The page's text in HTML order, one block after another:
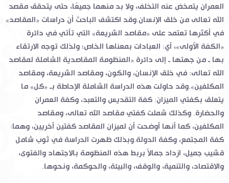
العمران يتمخض عنه التخلف، ولا بد منهما جميعًا، حتى يتحقق مقصد
الله تعالى من خلق الإنسان.وقد اكتشف الباحث أن دراسات «المقاصد»
في أكثرها تعتمد على «مقاصد الشريعة» التي تأتي في دائرة
«الكفة الأولى»، أي: العبادات بمعناها الخاص؛ ولذلك توجه الارتقاء
بها ـ من جهتها ـ إلى دائرة «المنظومة المقاصدية الشاملة لمقاصد
الله تعالى: في خلق الإنسان، والكون، ومقاصد الشريعة، ومقاصد
المكلفين».وقد حاولت هذه الدراسة الشاملة الإحاطة بـ «كل» ما
يتعلق بكفتي الميزان: كفة التقديس والتعبد، وكفة العمران
والحضارة. وكذلك شملت كفتي مقاصد الله تعالى، ومقاصد
المكلفين، كما أنها أوضحت أن لميزان المقاصد كفتين أخريين، وهما:
كفة المجتمع، وكفة الدولة.وبذلك ظهرت الدراسة في ثوب شامل
قشيب جميل، ازداد جمالاً بربط هذه المنظومة بالاجتهاد والفتوى،
والاقتصاد، والتنمية، والوقف، والبيئة، والحوكمة، ونحوها.